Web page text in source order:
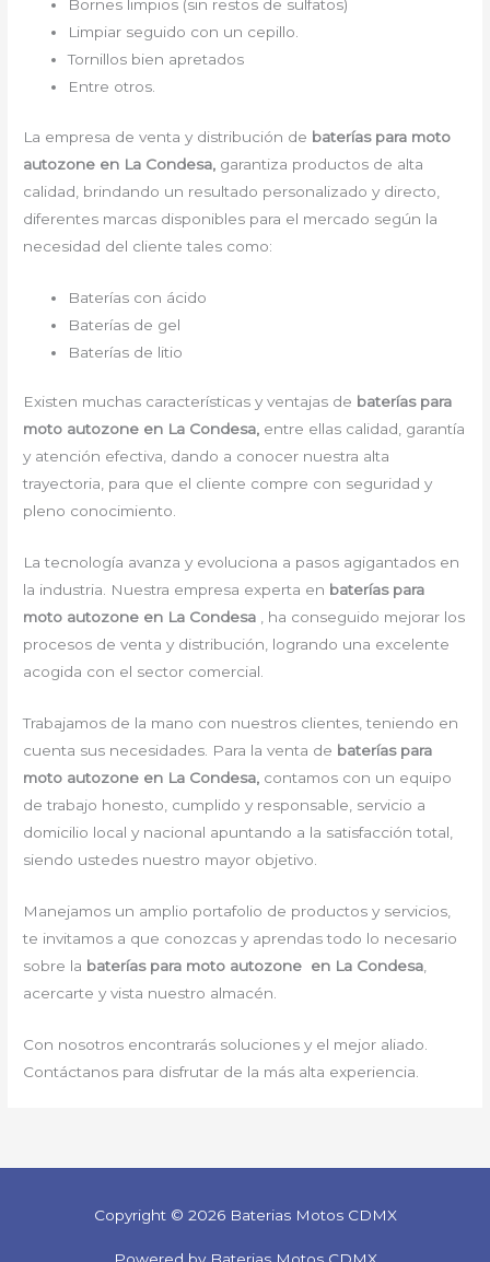
Bornes limpios (sin restos de sulfatos)
Limpiar seguido con un cepillo.
Tornillos bien apretados
Entre otros.
La empresa de venta y distribución de baterías para moto
autozone en La Condesa, garantiza productos de alta
calidad, brindando un resultado personalizado y directo,
diferentes marcas disponibles para el mercado según la
necesidad del cliente tales como:
Baterías con ácido
Baterías de gel
Baterías de litio
Existen muchas características y ventajas de baterías para
moto autozone en La Condesa, entre ellas calidad, garantía
y atención efectiva, dando a conocer nuestra alta
trayectoria, para que el cliente compre con seguridad y
pleno conocimiento.
La tecnología avanza y evoluciona a pasos agigantados en
la industria. Nuestra empresa experta en baterías para
moto autozone en La Condesa
, ha conseguido mejorar los
procesos de venta y distribución, logrando una excelente
acogida con el sector comercial.
Trabajamos de la mano con nuestros clientes, teniendo en
cuenta sus necesidades. Para la venta de baterías para
moto autozone en La Condesa, contamos con un equipo
de trabajo honesto, cumplido y responsable, servicio a
domicilio local y nacional apuntando a la satisfacción total,
siendo ustedes nuestro mayor objetivo.
Manejamos un amplio portafolio de productos y servicios,
te invitamos a que conozcas y aprendas todo lo necesario
sobre la baterías para moto autozone en La Condesa
acercarte y vista nuestro almacén.
Con nosotros encontrarás soluciones y el mejor aliado.
Contáctanos para disfrutar de la más alta experiencia.
Copyright © 2026 Baterias Motos CDMX